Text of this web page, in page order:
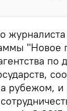
"Новое
по
рубежом,